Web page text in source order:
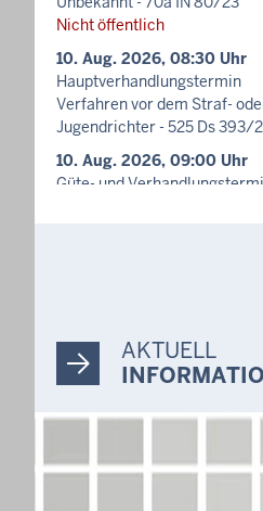
Nicht öffentlich
10. Aug. 2026, 08:30 Uhr
Hauptverhandlungstermin
Verfahren vor dem Straf-
Jugendrichter - 525 Ds 393/
10. Aug. 2026, 09:00 Uhr
Güte- und
Haftprüfungstermin
einzelne richterliche
Entscheidungen - 503 Gs
10. Aug. 2026, 09:00 Uhr
Strafbefehlsverfahren - 525
AKTUELL